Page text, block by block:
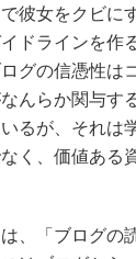
彼女をクビ
ドラインを作
グの信憑性は
んらか関与
るが、それは
く、価値ある
、「ブログの